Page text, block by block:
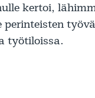
kertoi,
työtiloissa.